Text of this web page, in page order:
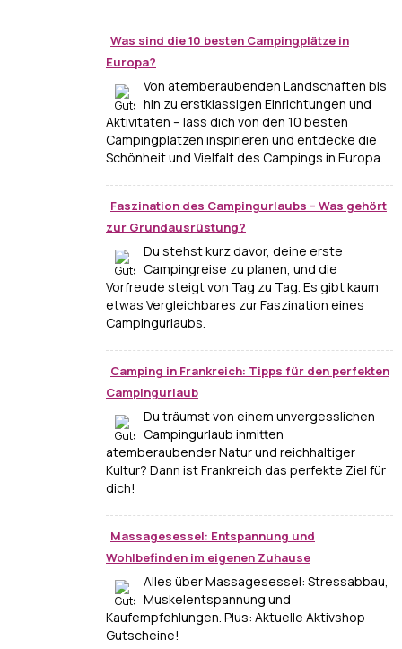
Was sind die 10 besten Campingplätze in
Europa?
Von atemberaubenden Landschaften bis
hin zu erstklassigen Einrichtungen und
Aktivitäten – lass dich von den 10 besten
Campingplätzen inspirieren und entdecke die
Schönheit und Vielfalt des Campings in Europa.
Faszination des Campingurlaubs – Was gehört
zur Grundausrüstung?
Du stehst kurz davor, deine erste
Campingreise zu planen, und die
Vorfreude steigt von Tag zu Tag. Es gibt kaum
etwas Vergleichbares zur Faszination eines
Campingurlaubs.
Camping in Frankreich: Tipps für den perfekten
Campingurlaub
Du träumst von einem unvergesslichen
Campingurlaub inmitten
atemberaubender Natur und reichhaltiger
Kultur? Dann ist Frankreich das perfekte Ziel für
dich!
Massagesessel: Entspannung und
Wohlbefinden im eigenen Zuhause
Alles über Massagesessel: Stressabbau,
Muskelentspannung und
Kaufempfehlungen. Plus: Aktuelle Aktivshop
Gutscheine!